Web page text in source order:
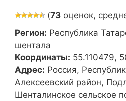
(73 оценок,
Регион: Республика
шентала
Координаты: 55.110479,
Адрес: Россия,
Алексеевский район,
Шенталинское сельское